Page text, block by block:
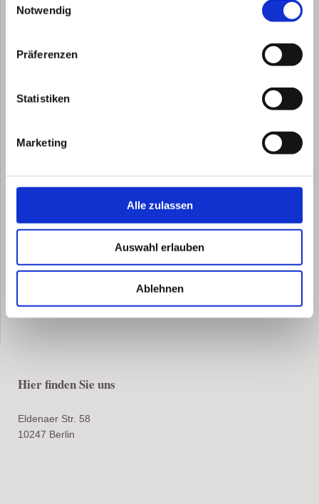
Notwendig
Präferenzen
Statistiken
Marketing
Alle zulassen
Auswahl erlauben
Ablehnen
Ice Latte Spezial
Eiswürfel, Espresso,
Hier finden Sie uns
Eldenaer Str. 58
10247 Berlin